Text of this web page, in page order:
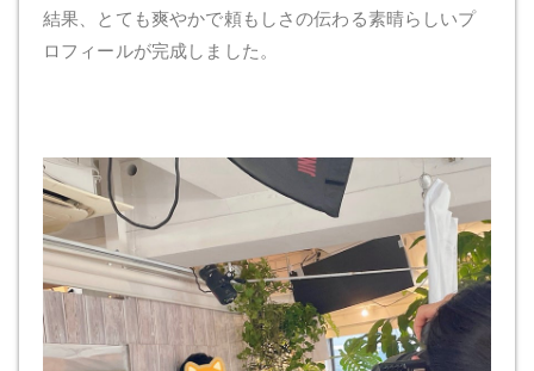
結果、とても爽やかで頼もしさの伝わる素晴らしいプ
ロフィールが完成しました。